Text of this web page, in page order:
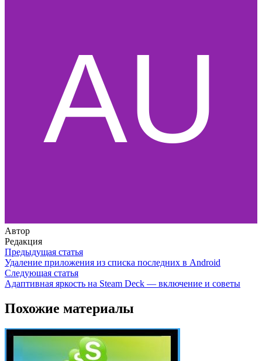
Автор
Редакция
Предыдущая статья
Удаление приложения из списка последних в Android
Следующая статья
Адаптивная яркость на Steam Deck — включение и советы
Похожие материалы